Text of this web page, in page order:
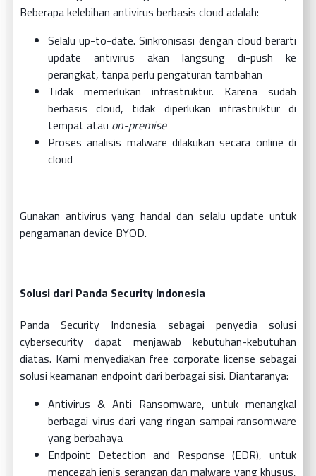
Beberapa kelebihan antivirus berbasis cloud adalah:
Selalu up-to-date. Sinkronisasi dengan cloud berarti
update antivirus akan langsung di-push ke
perangkat, tanpa perlu pengaturan tambahan
Tidak memerlukan infrastruktur. Karena sudah
berbasis cloud, tidak diperlukan infrastruktur di
tempat atau on-premise
Proses analisis malware dilakukan secara online di
cloud
Gunakan antivirus yang handal dan selalu update untuk
pengamanan device BYOD.
Solusi dari Panda Security Indonesia
Panda Security Indonesia sebagai penyedia solusi
cybersecurity dapat menjawab kebutuhan-kebutuhan
diatas. Kami menyediakan free corporate license sebagai
solusi keamanan endpoint dari berbagai sisi. Diantaranya:
Antivirus & Anti Ransomware, untuk menangkal
berbagai virus dari yang ringan sampai ransomware
yang berbahaya
Endpoint Detection and Response (EDR), untuk
mencegah jenis serangan dan malware yang khusus,